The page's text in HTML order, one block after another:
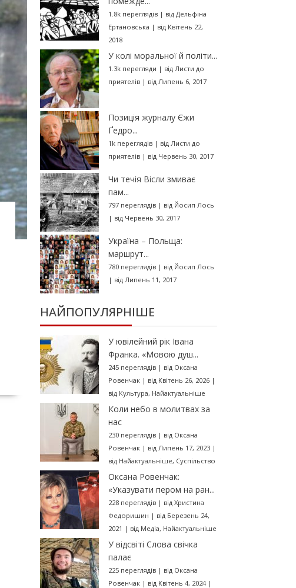
1.8k переглядів| від Дельфіна
Ертановська | від Квітень 22,
2018
У колі моральної й політи...
1.3k перегляди | від Листи до
приятелів| від Липень 6, 2017
Позиція журналу Єжи
Ґедро...
1k переглядів| від Листи до
приятелів| від Червень 30, 2017
Чи течія Вісли змиває
пам...
797 переглядів| від Йосип Лось
| від Червень 30, 2017
Україна – Польща:
маршрут...
780 переглядів| від Йосип Лось
| від Липень 11, 2017
НАЙПОПУЛЯРНІШЕ
У ювілейний рік Івана
Франка. «Мовою душ...
245 переглядів| від Оксана
Ровенчак| від Квітень 26, 2026|
від Культура, Найактуальніше
Коли небо в молитвах за
нас
230 переглядів| від Оксана
Ровенчак| від Липень 17, 2023|
від Найактуальніше, Суспільство
Оксана Ровенчак:
«Указувати пером на ран...
228 переглядів| від Христина
Федоришин | від Березень 24,
2021 | від Медіа, Найактуальніше
У відсвіті Слова свічка
палає
225 переглядів| від Оксана
Ровенчак| від Квітень 4, 2024|